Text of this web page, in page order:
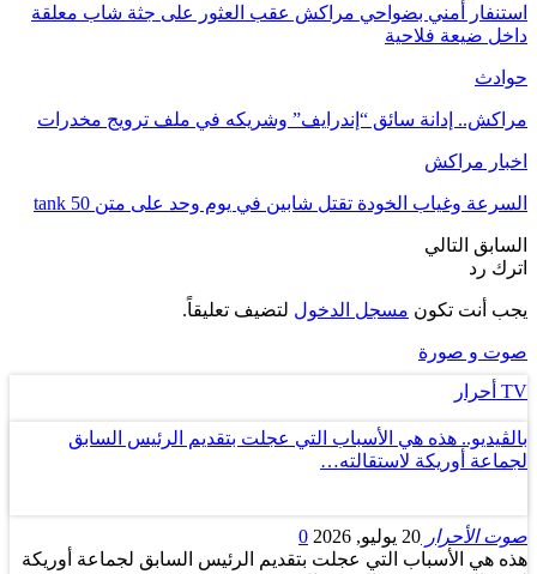
استنفار أمني بضواحي مراكش عقب العثور على جثة شاب معلقة
داخل ضيعة فلاحية
حوادث
مراكش.. إدانة سائق “إندرايف” وشريكه في ملف ترويج مخدرات
اخبار مراكش
السرعة وغياب الخودة تقتل شابين في يوم وحد على متن tank 50
السابق التالي
اترك رد
يجب أنت تكون مسجل الدخول لتضيف تعليقاً.
صوت و صورة
TV أحرار
بالڤيديو.. هذه هي الأسباب التي عجلت بتقديم الرئيس السابق
لجماعة أوريكة لاستقالته…
صوت الأحرار 20 يوليو, 2026
0
هذه هي الأسباب التي عجلت بتقديم الرئيس السابق لجماعة أوريكة